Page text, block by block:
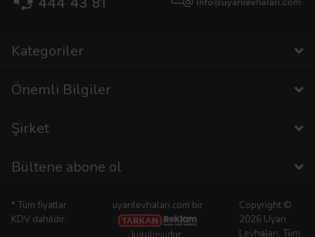
Kategoriler
Önemli Bilgiler
Şirket
Bültene abone ol
* Tüm fiyatlar
KDV dahildir.
uyarilevhalari.com bir
Copyright ©
2026 Uyarı
Levhaları. Tüm